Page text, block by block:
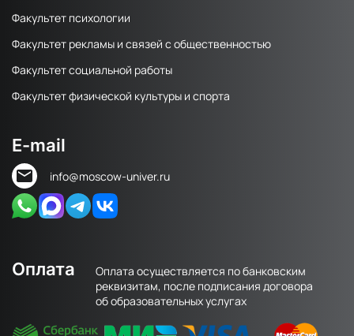
Факультет психологии
Факультет рекламы и связей с общественностью
Факультет социальной работы
Факультет физической культуры и спорта
E-mail
info@moscow-univer.ru
Оплата
Оплата осуществляется по банковским
реквизитам, после подписания договора
об образовательных услугах